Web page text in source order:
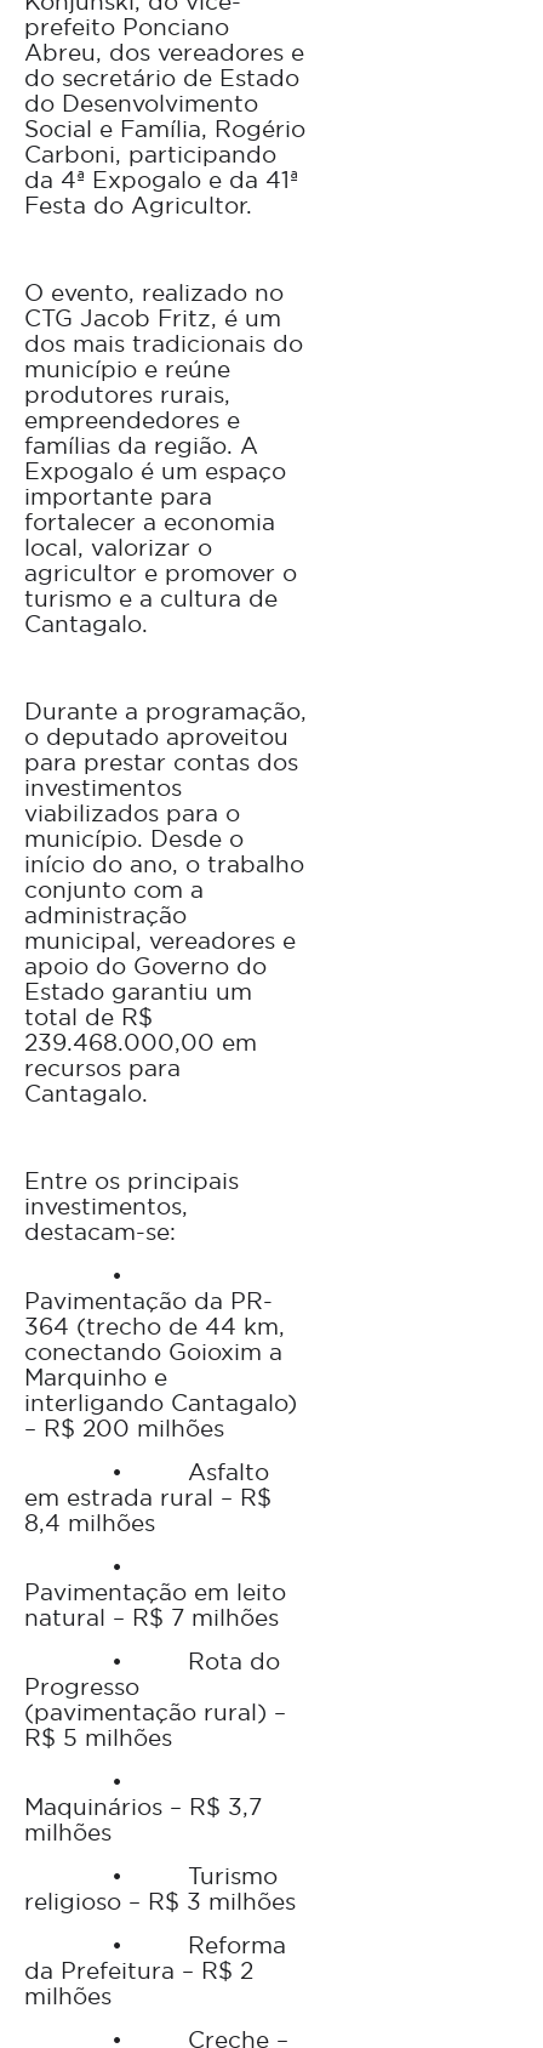
prefeito Ponciano
Abreu, dos vereadores e
do secretário de Estado
do Desenvolvimento
Social e Família, Rogério
Carboni, participando
da 4ª Expogalo e da 41ª
Festa do Agricultor.
O evento, realizado no
CTG Jacob Fritz, é um
dos mais tradicionais do
município e reúne
produtores rurais,
empreendedores e
famílias da região. A
Expogalo é um espaço
importante para
fortalecer a economia
local, valorizar o
agricultor e promover o
turismo e a cultura de
Cantagalo.
Durante a programação,
o deputado aproveitou
para prestar contas dos
investimentos
viabilizados para o
município. Desde o
início do ano, o trabalho
conjunto com a
administração
municipal, vereadores e
apoio do Governo do
Estado garantiu um
total de R$
239.468.000,00 em
recursos para
Cantagalo.
Entre os principais
investimentos,
destacam-se:
•
Pavimentação da PR-
364 (trecho de 44 km,
conectando Goioxim a
Marquinho e
interligando Cantagalo)
– R$ 200 milhões
•
Asfalto
em estrada rural – R$
8,4 milhões
•
Pavimentação em leito
natural – R$ 7 milhões
•
Rota do
Progresso
(pavimentação rural) –
R$ 5 milhões
•
Maquinários – R$ 3,7
milhões
•
Turismo
religioso – R$ 3 milhões
•
Reforma
da Prefeitura – R$ 2
milhões
•
Creche –